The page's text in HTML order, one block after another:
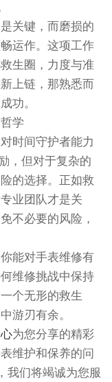
关键，而磨损的
运作。这项工作
生圈，力度与准
上链，那熟悉而
功。
学
时间守护者能力
，但对于复杂的
的选择。正如救
业团队才是关
不必要的风险，
能对手表维修有
维修挑战中保持
个无形的救生
游刃有余。
为您分享的精彩
维护和保养的问
我们将竭诚为您服